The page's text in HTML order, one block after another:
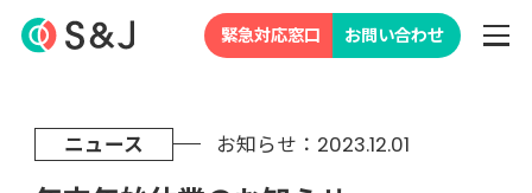
緊急対応窓口 お問い合わせ
ニュース お知らせ：2023.12.01